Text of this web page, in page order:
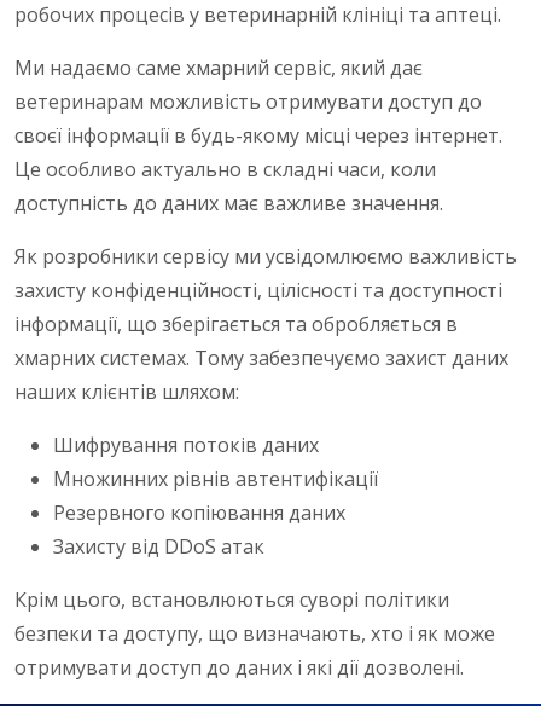
робочих процесів у ветеринарній клініці та аптеці.
Ми надаємо саме хмарний сервіс, який дає
ветеринарам можливість отримувати доступ до
своєї інформації в будь-якому місці через інтернет.
Це особливо актуально в складні часи, коли
доступність до даних має важливе значення.
Як розробники сервісу ми усвідомлюємо важливість
захисту конфіденційності, цілісності та доступності
інформації, що зберігається та обробляється в
хмарних системах. Тому забезпечуємо захист даних
наших клієнтів шляхом:
Шифрування потоків даних
Множинних рівнів автентифікації
Резервного копіювання даних
Захисту від DDoS атак
Крім цього, встановлюються суворі політики
безпеки та доступу, що визначають, хто і як може
отримувати доступ до даних і які дії дозволені.